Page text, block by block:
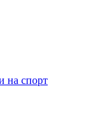
на спорт